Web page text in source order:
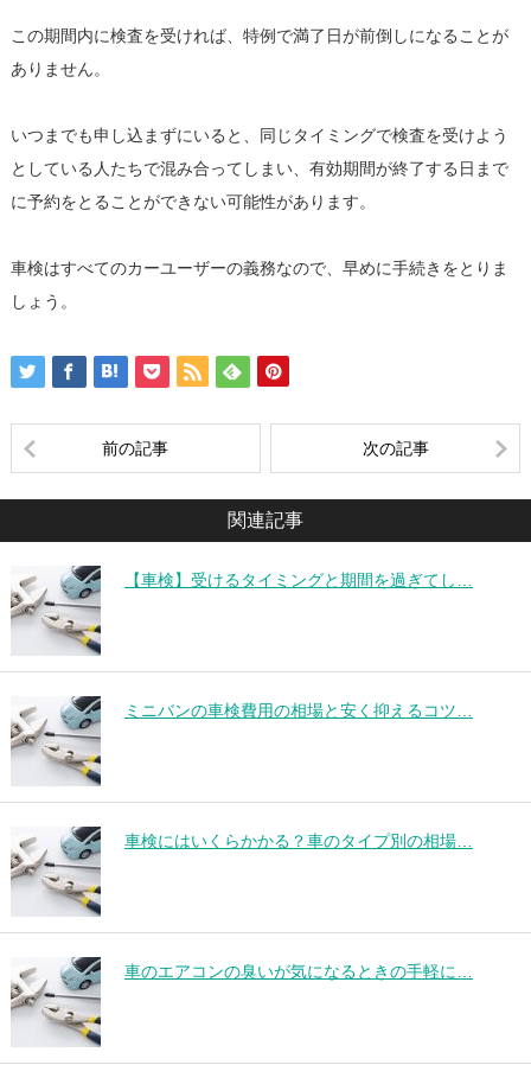
この期間内に検査を受ければ、特例で満了日が前倒しになることが
ありません。
いつまでも申し込まずにいると、同じタイミングで検査を受けよう
としている人たちで混み合ってしまい、有効期間が終了する日まで
に予約をとることができない可能性があります。
車検はすべてのカーユーザーの義務なので、早めに手続きをとりま
しょう。
前の記事 次の記事
関連記事
【車検】受けるタイミングと期間を過ぎてし…
ミニバンの車検費用の相場と安く抑えるコツ…
車検にはいくらかかる？車のタイプ別の相場…
車のエアコンの臭いが気になるときの手軽に…